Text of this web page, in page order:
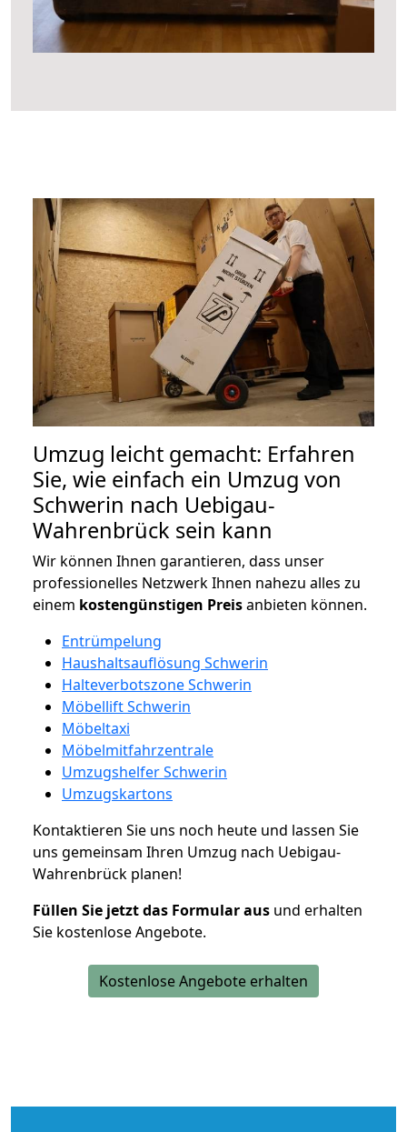
Umzug leicht gemacht: Erfahren
Sie, wie einfach ein Umzug von
Schwerin nach Uebigau-
Wahrenbrück sein kann
Wir können Ihnen garantieren, dass unser
professionelles Netzwerk Ihnen nahezu alles zu
einem kostengünstigen Preisanbieten können.
Entrümpelung
Haushaltsauflösung Schwerin
Halteverbotszone Schwerin
Möbellift Schwerin
Möbeltaxi
Möbelmitfahrzentrale
Umzugshelfer Schwerin
Umzugskartons
Kontaktieren Sie uns noch heute und lassen Sie
uns gemeinsam Ihren Umzug nach Uebigau-
Wahrenbrück planen!
Füllen Sie jetzt das Formular aus und erhalten
Sie kostenlose Angebote.
Kostenlose Angebote erhalten